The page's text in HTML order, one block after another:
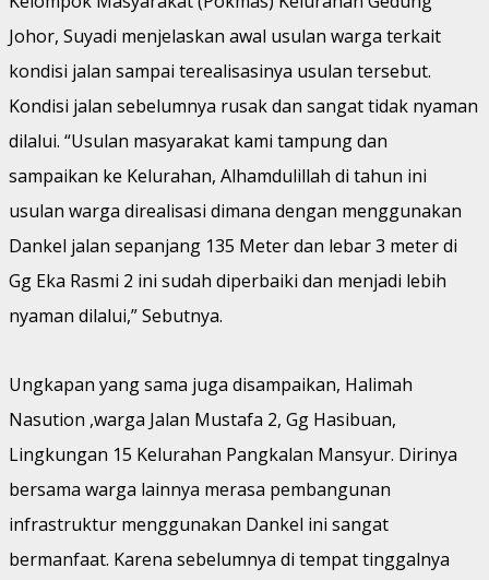
Johor, Suyadi menjelaskan awal usulan warga terkait
kondisi jalan sampai terealisasinya usulan tersebut.
Kondisi jalan sebelumnya rusak dan sangat tidak nyaman
dilalui. “Usulan masyarakat kami tampung dan
sampaikan ke Kelurahan, Alhamdulillah di tahun ini
usulan warga direalisasi dimana dengan menggunakan
Dankel jalan sepanjang 135 Meter dan lebar 3 meter di
Gg Eka Rasmi 2 ini sudah diperbaiki dan menjadi lebih
nyaman dilalui,” Sebutnya.
Ungkapan yang sama juga disampaikan, Halimah
Nasution ,warga Jalan Mustafa 2, Gg Hasibuan,
Lingkungan 15 Kelurahan Pangkalan Mansyur. Dirinya
bersama warga lainnya merasa pembangunan
infrastruktur menggunakan Dankel ini sangat
bermanfaat. Karena sebelumnya di tempat tinggalnya